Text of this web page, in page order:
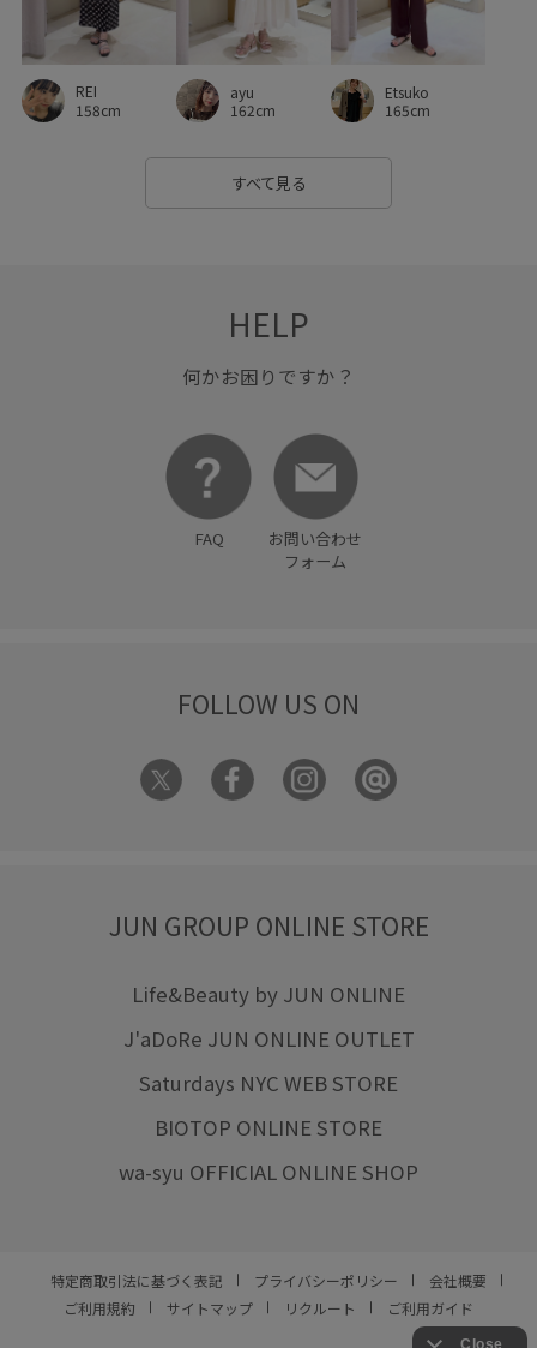
接触冷感 春夏 普段使い 歩きやすい 毎シーズン
洗濯OK 洗濯機で洗える 甲高 疲れにくい
着心地が良い 美easy 美easy_linen_ALL
美easyリネンライク 美シルエット 薄手
軽い着心地 透け感 長財布 限定カラー
REI
158cm
ayu
162cm
Etsuko
165cm
すべて見る
HELP
何かお困りですか？
FAQ
お問い合わせ
フォーム
FOLLOW US ON
JUN GROUP ONLINE STORE
Life&Beauty by JUN ONLINE
J'aDoRe JUN ONLINE OUTLET
Saturdays NYC WEB STORE
BIOTOP ONLINE STORE
wa-syu OFFICIAL ONLINE SHOP
特定商取引法に基づく表記 プライバシーポリシー
会社概要
ご利用規約
サイトマップ リクルート ご利用ガイド